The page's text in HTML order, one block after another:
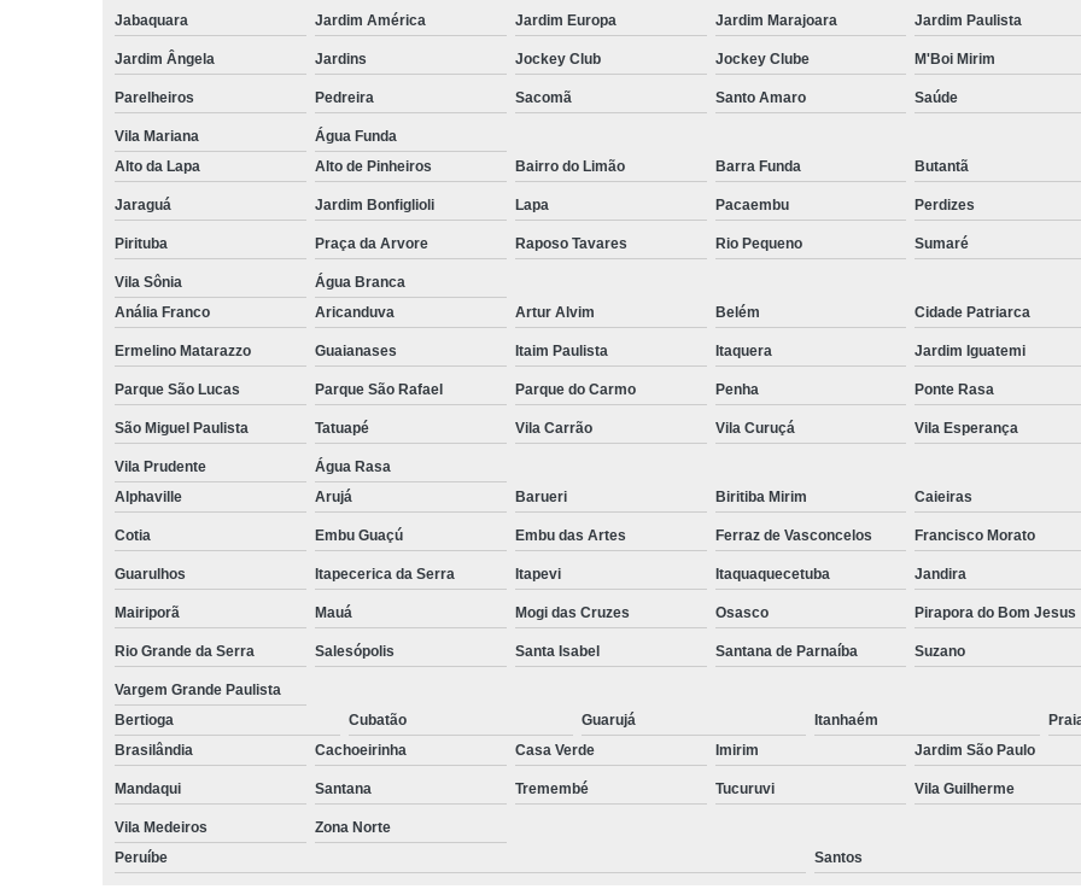
Nano
Nano
Nano
Pigmentação Capilar 3d
Pigmentação Capilar em
Pigmentação de Cabelo
Pigmentação na Careca
Preenchimento Capilar Central
Preenchimento Capilar com
Preenchimento Capilar
Preenchimento Capilar na
Preenchimento Capilar
Tratamento para a Calvície
Tratamento para Calvície com
Tratamento para Calvície
Jabaquara Jardim América Jardim Europa Jardim Marajoara Jardim Paulista
Jardim Ângela Jardins Jockey Club Jockey Clube M'Boi Mirim
Parelheiros Pedreira Sacomã Santo Amaro Saúde
Vila Mariana
Água Funda
Alto da Lapa
Alto de Pinheiros Bairro do Limão Barra Funda Butantã
Jaraguá Jardim Bonfiglioli Lapa Pacaembu Perdizes
Pirituba Praça da Arvore Raposo Tavares Rio Pequeno Sumaré
Vila Sônia
Água Branca
Anália Franco
Aricanduva Artur Alvim Belém Cidade Patriarca
Ermelino Matarazzo Guaianases Itaim Paulista Itaquera Jardim Iguatemi
Parque São Lucas Parque São Rafael Parque do Carmo Penha Ponte Rasa
São Miguel Paulista Tatuapé Vila Carrão Vila Curuçá Vila Esperança
Vila Prudente
Água Rasa
Alphaville
Arujá Barueri Biritiba Mirim Caieiras
Cotia Embu Guaçú Embu das Artes Ferraz de Vasconcelos Francisco Morato
Guarulhos Itapecerica da Serra Itapevi Itaquaquecetuba Jandira
Mairiporã Mauá Mogi das Cruzes Osasco Pirapora do Bom Jesus
Rio Grande da Serra Salesópolis Santa Isabel Santana de Parnaíba Suzano
Vargem Grande Paulista
Bertioga
Cubatão Guarujá Itanhaém
Brasilândia
Cachoeirinha Casa Verde Imirim Jardim São Paulo
Mandaqui Santana Tremembé Tucuruvi Vila Guilherme
Vila Medeiros
Zona Norte
Peruíbe
Santos